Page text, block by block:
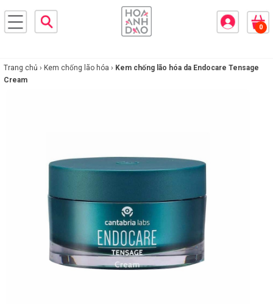
0
FEATURED BRAND
Trang chủ › Kem chống lão hóa › Kem chống lão hóa da Endocare Tensage
Cream